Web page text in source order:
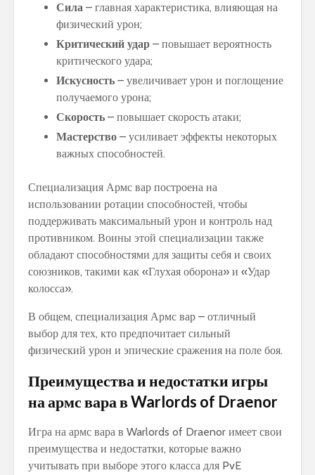
Сила – главная характеристика, влияющая на
физический урон;
Критический удар – повышает вероятность
критического удара;
Искусность – увеличивает урон и поглощение
получаемого урона;
Скорость – повышает скорость атаки;
Мастерство – усиливает эффекты некоторых
важных способностей.
Специализация Армс вар построена на
использовании ротации способностей, чтобы
поддерживать максимальный урон и контроль над
противником. Воины этой специализации также
обладают способностями для защиты себя и своих
союзников, такими как «Глухая оборона» и «Удар
колосса».
В общем, специализация Армс вар – отличный
выбор для тех, кто предпочитает сильный
физический урон и эпические сражения на поле боя.
Преимущества и недостатки игры
на армс вара в Warlords of Draenor
Игра на армс вара в Warlords of Draenor имеет свои
преимущества и недостатки, которые важно
учитывать при выборе этого класса для PvE